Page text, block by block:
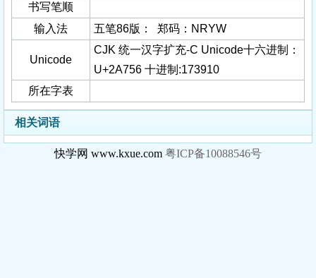
书写笔顺
输入法
五笔86版： 郑码：NRYW
Unicode
CJK 统一汉字扩充-C Unicode十六进制：
U+2A756 十进制:173910
所在字表
相关词语
快学网 www.kxue.com 粤ICP备10088546号